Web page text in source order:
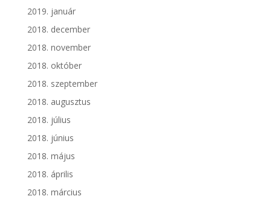
2019. január
2018. december
2018. november
2018. október
2018. szeptember
2018. augusztus
2018. július
2018. június
2018. május
2018. április
2018. március